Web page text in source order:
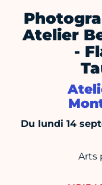
Atelier
-
Du lundi 14
Arts